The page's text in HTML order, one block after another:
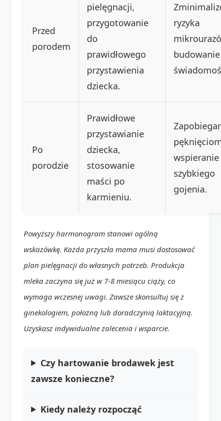
Przed
porodem
pielęgnacji,
przygotowanie
do
prawidłowego
przystawienia
dziecka.
ryzyka
budowanie
Po
porodzie
Prawidłowe
przystawianie
dziecka,
stosowanie
maści po
karmieniu.
wspieranie
szybkiego
gojenia.
Powyższy harmonogram stanowi ogólną
wskazówkę. Każda przyszła mama musi dostosować
plan pielęgnacji do własnych potrzeb. Produkcja
mleka zaczyna się już w 7-8 miesiącu ciąży, co
wymaga wczesnej uwagi. Zawsze skonsultuj się z
ginekologiem, położną lub doradczynią laktacyjną.
Uzyskasz indywidualne zalecenia i wsparcie.
Czy hartowanie brodawek jest
zawsze konieczne?
Kiedy należy rozpocząć